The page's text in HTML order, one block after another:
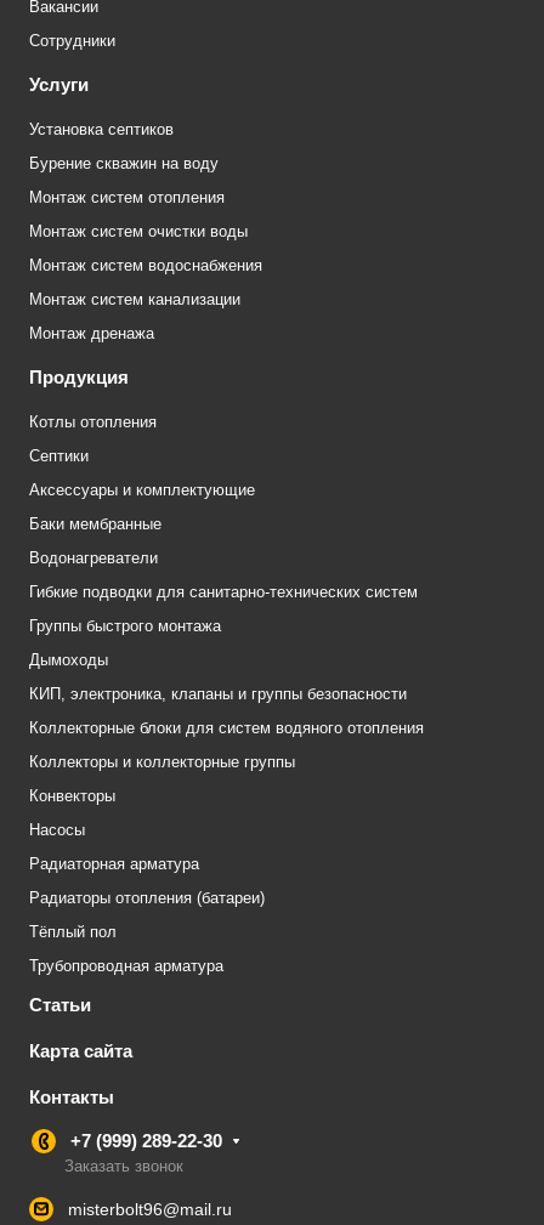
Вакансии
Сотрудники
Услуги
Установка септиков
Бурение скважин на воду
Монтаж систем отопления
Монтаж систем очистки воды
Монтаж систем водоснабжения
Монтаж систем канализации
Монтаж дренажа
Продукция
Котлы отопления
Септики
Аксессуары и комплектующие
Баки мембранные
Водонагреватели
Гибкие подводки для санитарно-технических систем
Группы быстрого монтажа
Дымоходы
КИП, электроника, клапаны и группы безопасности
Коллекторные блоки для систем водяного отопления
Коллекторы и коллекторные группы
Конвекторы
Насосы
Радиаторная арматура
Радиаторы отопления (батареи)
Тёплый пол
Трубопроводная арматура
Статьи
Карта сайта
Контакты
+7 (999) 289-22-30
Заказать звонок
misterbolt96@mail.ru